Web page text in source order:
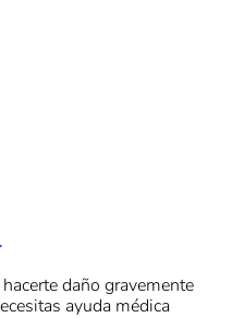
daño gravemente
ayuda médica